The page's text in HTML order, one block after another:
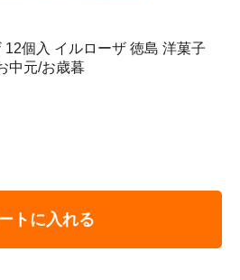
個入 イルローザ 徳島 洋菓子
中元/お歳暮
トに入れる